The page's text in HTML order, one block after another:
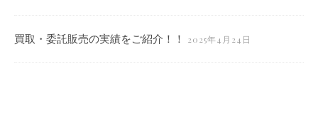
買取・委託販売の実績をご紹介！！ 2025年4月24日